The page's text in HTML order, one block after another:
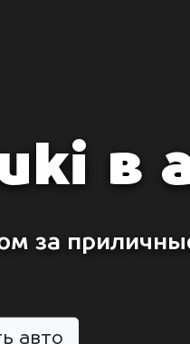
в
за
авто